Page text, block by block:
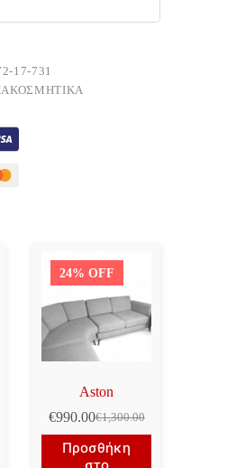
17-731
24% OFF
Aston
€1,300.00
Original
price
was:
€990.00Η
τρέχουσα
τιμή
Προσθήκη